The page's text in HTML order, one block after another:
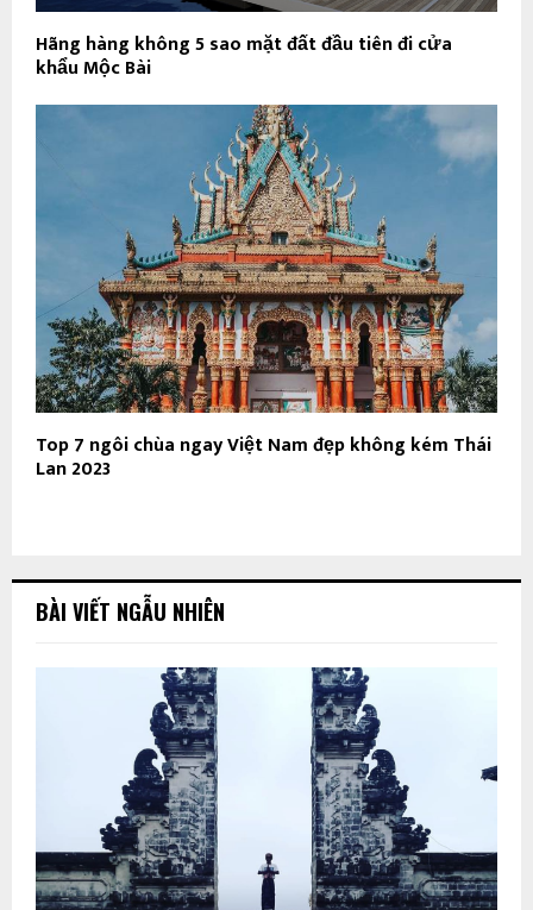
Hãng hàng không 5 sao mặt đất đầu tiên đi cửa
khẩu Mộc Bài
Top 7 ngôi chùa ngay Việt Nam đẹp không kém Thái
Lan 2023
BÀI VIẾT NGẪU NHIÊN